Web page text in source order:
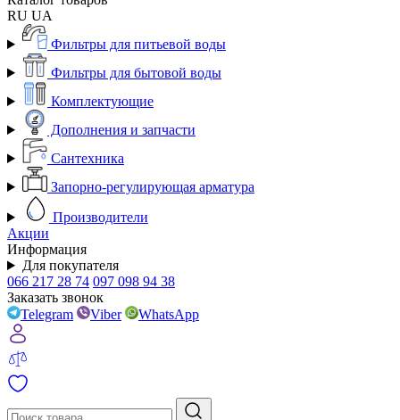
RU UA
Фильтры для питьевой воды
Фильтры для бытовой воды
Комплектующие
Дополнения и запчасти
Сантехника
Запорно-регулирующая арматура
Производители
Акции
Информация
Для покупателя
066 217 28 74 097 098 94 38
Заказать звонок
Telegram
Viber WhatsApp